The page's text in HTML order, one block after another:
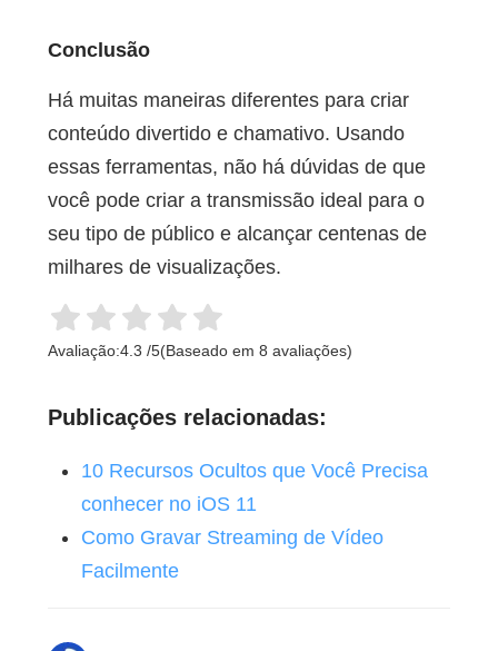
Conclusão
Há muitas maneiras diferentes para criar
conteúdo divertido e chamativo. Usando
essas ferramentas, não há dúvidas de que
você pode criar a transmissão ideal para o
seu tipo de público e alcançar centenas de
milhares de visualizações.
Avaliação:4.3 /5(Baseado em 8 avaliações)
Publicações relacionadas:
10 Recursos Ocultos que Você Precisa
conhecer no iOS 11
Como Gravar Streaming de Vídeo
Facilmente